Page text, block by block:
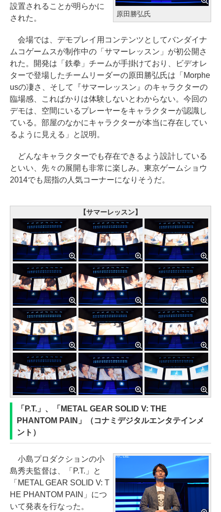
原田勝弘氏
設置されることが明らかに
された。
会場では、デモプレイ用コンテンツとしてバンダイナ
ムコゲームスが制作中の「サマーレッスン」が初公開さ
れた。開発は「鉄拳」チームが手掛けており、ビデオレ
ターで登場したチームリーダーの原田勝弘氏は「Morphe
usの凄さ、そして『サマーレッスン』のキャラクターの
臨場感、こればかりは体験しないとわからない。今回の
デモは、空間にいるプレーヤーをキャラクターが認識し
ている。部屋のなかにキャラクターが本当に存在してい
るように見える」と説明。
どんなキャラクターでも存在できるよう設計している
といい、先々の展開も非常に楽しみ。東京ゲームショウ
2014でも屈指の人気コーナーになりそうだ。
【サマーレッスン】
「P.T.」、「METAL GEAR SOLID V: THE
PHANTOM PAIN」（コナミデジタルエンタテインメ
ント）
小島プロダクションの小
島秀夫監督は、「P.T.」と
「METAL GEAR SOLID V: T
HE PHANTOM PAIN」につ
いて発表を行なった。